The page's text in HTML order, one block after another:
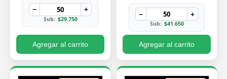
− +
Sub: $29.750
Agregar al carrito
− +
Sub: $41.650
Agregar al carrito